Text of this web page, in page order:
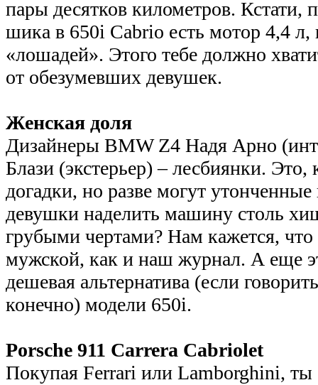
пары десятков километров. Кстати,
шика в 650i Cabrio есть мотор 4,4 л,
«лошадей». Этого тебе должно
от обезумевших девушек.
Женская доля
Дизайнеры BMW Z4 Надя Арно
Блази (экстерьер) – лесбиянки.
догадки, но разве могут
девушки наделить машину столь
грубыми чертами? Нам кажется,
мужской, как и наш журнал. А еще
дешевая альтернатива (если
конечно) модели 650i.
Porsche 911 Carrera Cabriolet
Покупая Ferrari или Lamborghini, ты